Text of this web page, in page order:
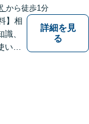
から徒歩1分
】相
、
、
詳細を見
る